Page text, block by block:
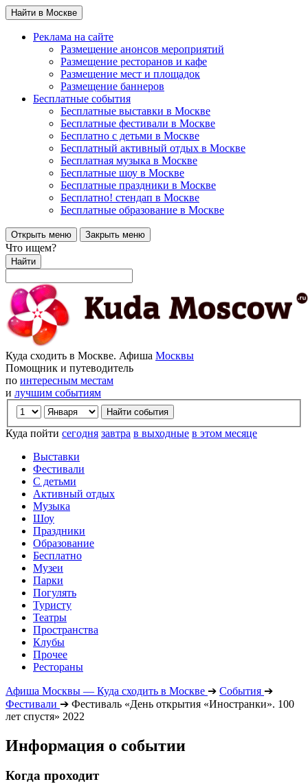
Найти в Москве
Реклама на сайте
Размещение анонсов мероприятий
Размещение ресторанов и кафе
Размещение мест и площадок
Размещение баннеров
Бесплатные события
Бесплатные выставки в Москве
Бесплатные фестивали в Москве
Бесплатно с детьми в Москве
Бесплатный активный отдых в Москве
Бесплатная музыка в Москве
Бесплатные шоу в Москве
Бесплатные праздники в Москве
Бесплатно! стендап в Москве
Бесплатные образование в Москве
Открыть меню Закрыть меню
Что ищем?
Найти
Куда сходить в Москве. Афиша Москвы
Помощник и путеводитель
по интересным местам
и лучшим событиям
Куда пойти сегодня завтра в выходные в этом месяце
Выставки
Фестивали
С детьми
Активный отдых
Музыка
Шоу
Праздники
Образование
Бесплатно
Музеи
Парки
Погулять
Туристу
Театры
Пространства
Клубы
Прочее
Рестораны
Афиша Москвы — Куда сходить в Москве ➔ События ➔
Фестивали ➔ Фестиваль «День открытия «Иностранки». 100
лет спустя» 2022
Информация о событии
Когда проходит